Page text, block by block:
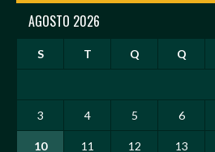
AGOSTO 2026
S T Q Q
3 4 5 6
10 11 12 13